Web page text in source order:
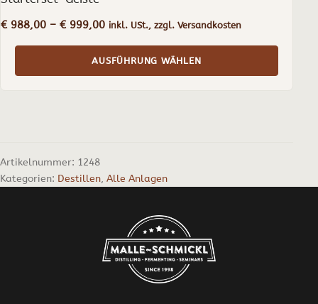
€988,00 – €999,00Preisspanne:
bis
€ 999,00
inkl. USt., zzgl. Versandkosten
AUSFÜHRUNG WÄHLEN
Artikelnummer: 1248
Kategorien: Destillen, Alle Anlagen